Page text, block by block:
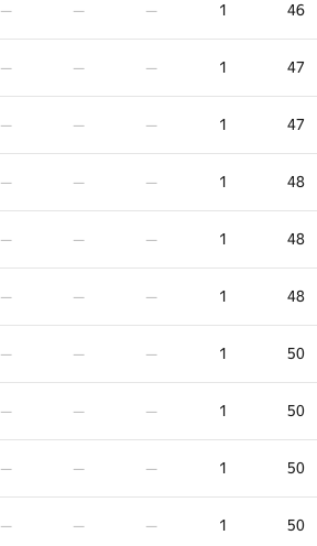
— — — 1 46
— — — 1 47
— — — 1 47
— — — 1 48
— — — 1 48
— — — 1 48
— — — 1 50
— — — 1 50
— — — 1 50
— — — 1 50